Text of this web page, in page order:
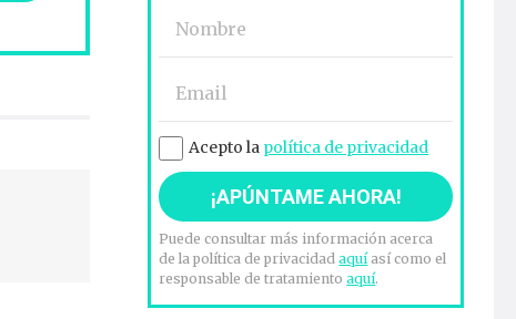
Acepto la política de privacidad
Puede consultar más información acerca
de la política de privacidadaquíasí como el
responsable de tratamientoaquí.